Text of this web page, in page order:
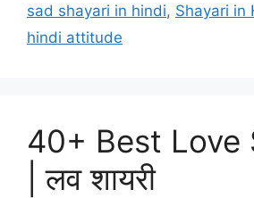
sad shayari in hindi, Shayari in
hindi attitude
40+ Best Love
| लव शायरी